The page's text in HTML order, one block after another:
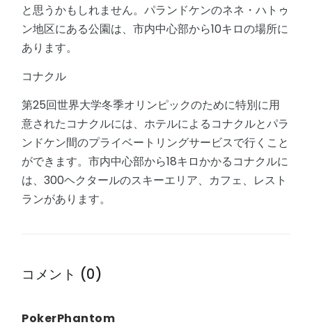
と思うかもしれません。パランドケンのネネ・ハトゥ
ン地区にある公園は、市内中心部から10キロの場所に
あります。
コナクル
第25回世界大学冬季オリンピックのために特別に用
意されたコナクルには、ホテルによるコナクルとパラ
ンドケン間のプライベートリングサービスで行くこと
ができます。市内中心部から18キロかかるコナクルに
は、300ヘクタールのスキーエリア、カフェ、レスト
ランがあります。
コメント (0)
PokerPhantom